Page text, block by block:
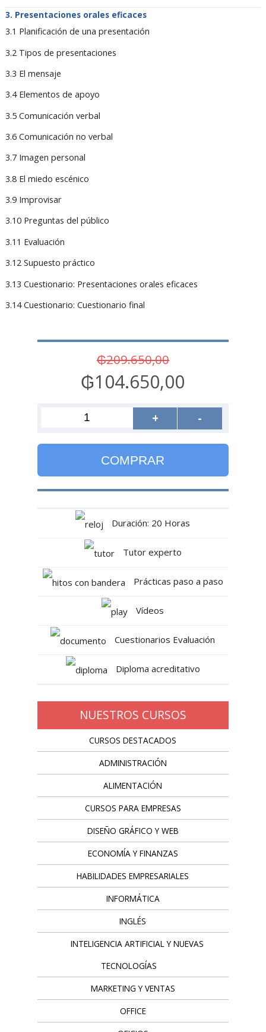
Presentaciones orales eficaces
3.1 Planificación de una presentación
3.2 Tipos de presentaciones
3.3 El mensaje
3.4 Elementos de apoyo
3.5 Comunicación verbal
3.6 Comunicación no verbal
3.7 Imagen personal
3.8 El miedo escénico
3.9 Improvisar
3.10 Preguntas del público
3.11 Evaluación
3.12 Supuesto práctico
3.13 Cuestionario: Presentaciones orales eficaces
3.14 Cuestionario: Cuestionario final
₲209.650,00
₲104.650,00
+ -
COMPRAR
Duración: 20 Horas
Tutor experto
Prácticas paso a paso
Vídeos
Cuestionarios Evaluación
Diploma acreditativo
NUESTROS CURSOS
CURSOS DESTACADOS
ADMINISTRACIÓN
ALIMENTACIÓN
CURSOS PARA EMPRESAS
DISEÑO GRÁFICO Y WEB
ECONOMÍA Y FINANZAS
HABILIDADES EMPRESARIALES
INFORMÁTICA
INGLÉS
INTELIGENCIA ARTIFICIAL Y NUEVAS
TECNOLOGÍAS
MARKETING Y VENTAS
OFFICE